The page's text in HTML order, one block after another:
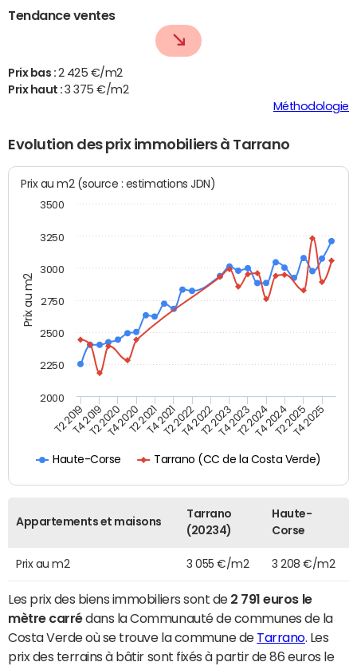
Tendance ventes
Prix bas : 2 425 €/m2
Prix haut :3 375 €/m2
Méthodologie
Evolution des prix immobiliers à Tarrano
Prix au m2
Prix au m2 (source : estimations JDN)
Haute-Corse Tarrano (CC de la Costa Verde)
T2 2019T4 2019T2 2020T4 2020T2 2021T4 2021T2 2022T4 2022T2 2023T4 2023T2 2024T4 2024T2 2025T4 2025
2000
2250
2500
2750
3000
3250
3500
Appartements et maisons
Tarrano
(20234)
Haute-
Corse
Prix au m2 3 055 €/m2 3 208 €/m2
Les prix des biens immobiliers sont de 2 791 euros le
mètre carrédans la Communauté de communes de la
Costa Verde où se trouve la commune de Tarrano. Les
prix des terrains à bâtir sont fixés à partir de 86 euros le